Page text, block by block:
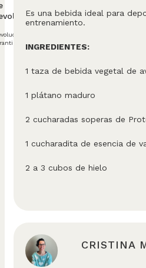
Es una bebida ideal para
entrenamiento.
INGREDIENTES:
1 taza de bebida vegetal de
1 plátano maduro
2 cucharadas soperas de
1 cucharadita de esencia de
2 a 3 cubos de hielo
CRISTINA